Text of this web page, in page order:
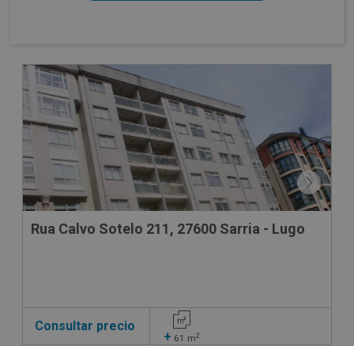
Rua Calvo Sotelo 211, 27600 Sarria - Lugo
Consultar precio
+ 61 m2